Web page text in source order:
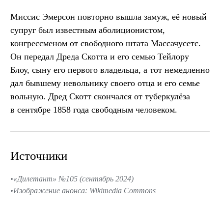
Миссис Эмерсон повторно вышла замуж, её новый
супруг был известным аболиционистом,
конгрессменом от свободного штата Массачусетс.
Он передал Дреда Скотта и его семью Тейлору
Блоу, сыну его первого владельца, а тот немедленно
дал бывшему невольнику своего отца и его семье
вольную. Дред Скотт скончался от туберкулёза
в сентябре 1858 года свободным человеком.
Источники
«Дилетант» №105 (сентябрь 2024)
Изображение анонса: Wikimedia Commons